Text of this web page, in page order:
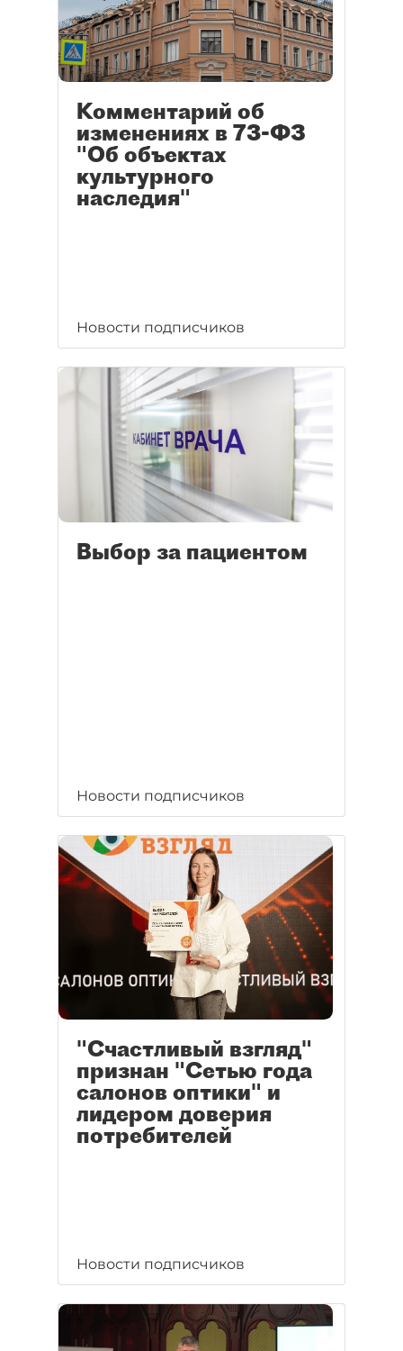
Комментарий об
изменениях в 73-ФЗ
"Об объектах
культурного
наследия"
Новости подписчиков
Выбор за пациентом
Новости подписчиков
"Счастливый взгляд"
признан "Сетью года
салонов оптики" и
лидером доверия
потребителей
Новости подписчиков